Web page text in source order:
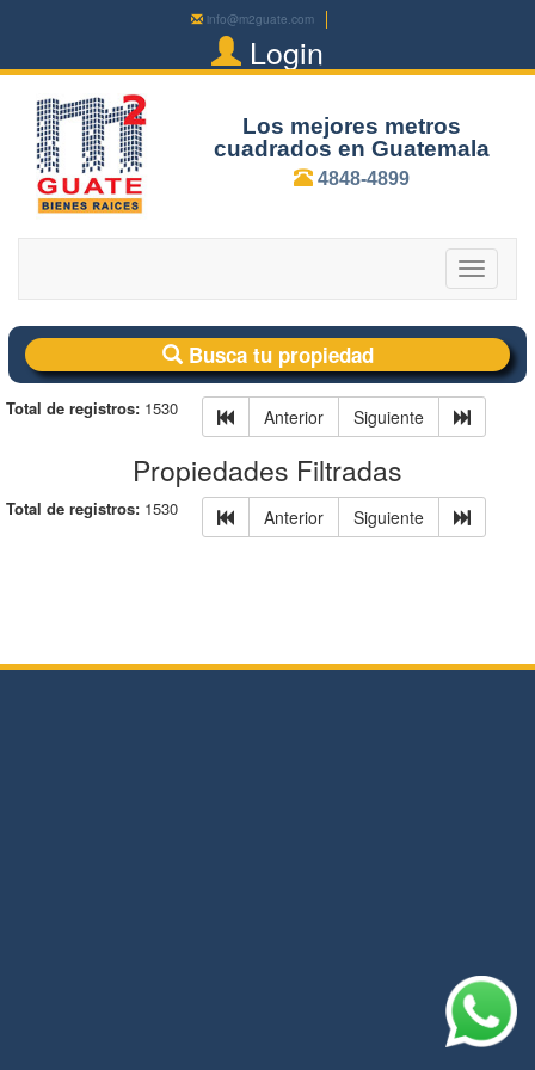
info@m2guate.com
Login
Los mejores metros
cuadrados en Guatemala
4848-4899
Toggle
Busca tu propiedad
Total de registros: 1530 Anterior Siguiente
Propiedades Filtradas
Total de registros: 1530 Anterior Siguiente